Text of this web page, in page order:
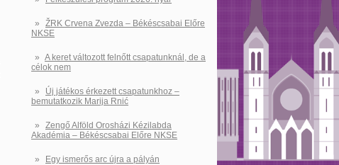
ŽRK Crvena Zvezda – Békéscsabai Előre
NKSE
A keret változott felnőtt csapatunknál, de a
célok nem
Új játékos érkezett csapatunkhoz –
bemutatkozik Marija Rnić
Zengő Alföld Orosházi Kézilabda
Akadémia – Békéscsabai Előre NKSE
Egy ismerős arc újra a pályán